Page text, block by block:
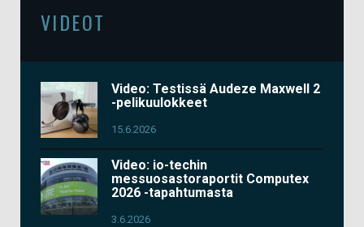
VIDEOT
Video: Testissä Audeze Maxwell 2
-pelikuulokkeet
15.6.2026
Video: io-techin
messuosastoraportit Computex
2026 -tapahtumasta
3.6.2026